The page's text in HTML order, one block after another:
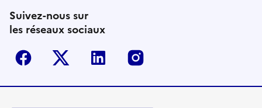
Suivez-nous sur
les réseaux sociaux
Facebook Twitter-X Linkedin